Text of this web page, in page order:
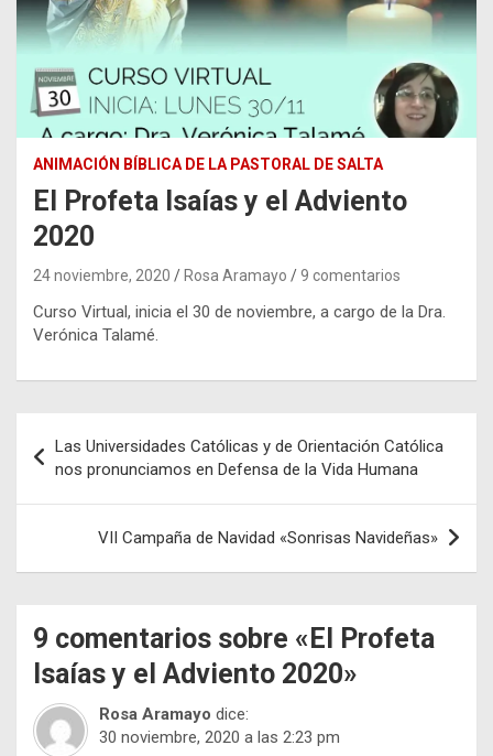
ANIMACIÓN BÍBLICA DE LA PASTORAL DE SALTA
El Profeta Isaías y el Adviento
2020
24 noviembre, 2020 Rosa Aramayo 9 comentarios
Curso Virtual, inicia el 30 de noviembre, a cargo de la Dra.
Verónica Talamé.
de
entradas
Las Universidades Católicas y de Orientación Católica
nos pronunciamos en Defensa de la Vida Humana
VII Campaña de Navidad «Sonrisas Navideñas»
9 comentarios sobre « El Profeta
Isaías y el Adviento 2020»
Rosa Aramayo dice:
30 noviembre, 2020 a las 2:23 pm